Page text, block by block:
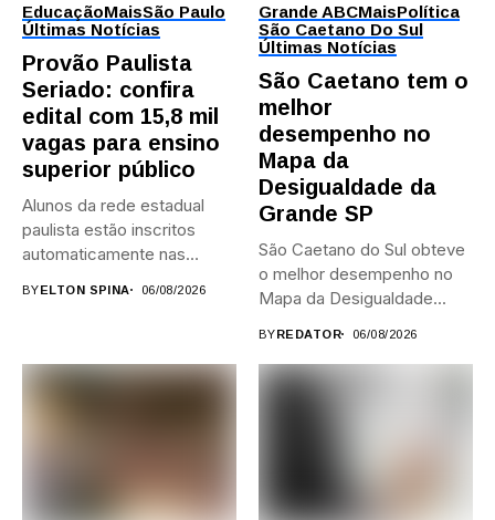
EducaçãoMaisSão Paulo
Últimas Notícias
Provão Paulista
Seriado: confira
edital com 15,8 mil
vagas para ensino
superior público
Alunos da rede estadual
paulista estão inscritos
automaticamente nas
BYELTON SPINA 06/08/2026
Grande ABCMaisPolítica
São Caetano Do Sul
Últimas Notícias
São Caetano tem o
melhor
desempenho no
Mapa da
Desigualdade da
Grande SP
São Caetano do Sul obteve
o melhor desempenho no
Mapa da Desigualdade...
BYREDATOR 06/08/2026